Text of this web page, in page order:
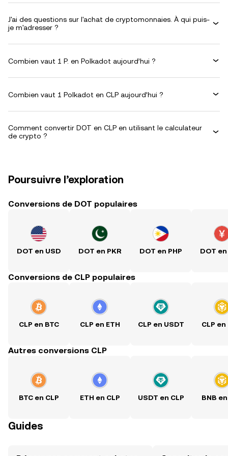
J'ai des questions sur l'achat de cryptomonnaies. À qui puis-
je m'adresser ?
Combien vaut 1 P. en Polkadot aujourd’hui ?
Combien vaut 1 Polkadot en CLP aujourd’hui ?
Comment convertir DOT en CLP en utilisant le calculateur
de crypto ?
Poursuivre l’exploration
Conversions de DOT populaires
DOT en USD DOT en PKR DOT en PHP DOT en
Conversions de CLP populaires
CLP en BTC CLP en ETH CLP en USDT CLP en
Autres conversions CLP
BTC en CLP ETH en CLP USDT en CLP BNB
Guides